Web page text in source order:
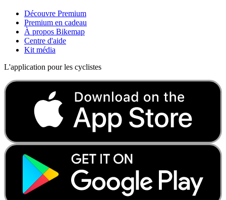
Découvre Premium
Premium en cadeau
À propos Bikemap
Centre d'aide
Kit média
L'application pour les cyclistes